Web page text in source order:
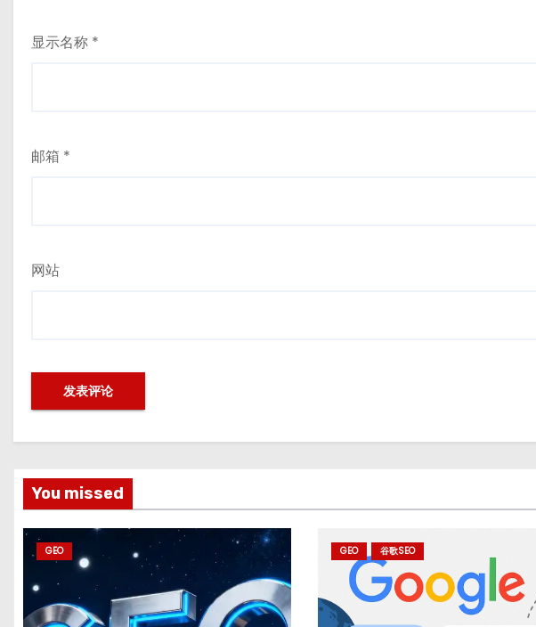
显示名称 *
邮箱 *
网站
You missed
GEO GEO 谷歌SEO